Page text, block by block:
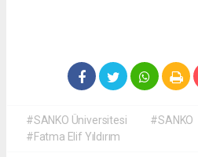
#SANKO Üniversitesi #SANKO
#Fatma Elif Yıldırım